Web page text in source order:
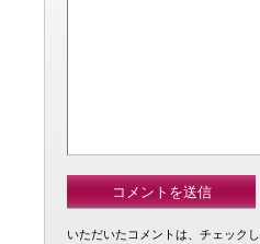
いただいたコメントは、チェック